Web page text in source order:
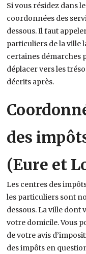
Si vous résidez dans
coordonnées des
dessous. Il faut
particuliers de la ville
certaines démarches
déplacer vers les
décrits après.
des
(Eure et
Les centres des
les particuliers sont
dessous. La ville dont
votre domicile. Vous
de votre avis
des impôts en